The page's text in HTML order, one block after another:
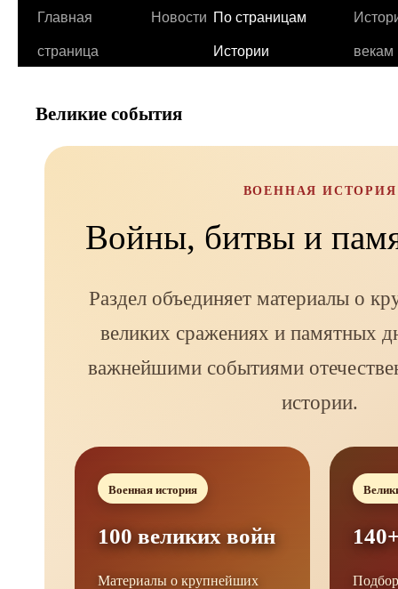
Главная
страница
Новости По страницам
Истории
векам
Великие события
ВОЕННАЯ ИСТОРИЯ
Войны, битвы и
Раздел объединяет материалы о
великих сражениях и памятных
важнейшими событиями
истории.
Военная история
100 великих войн
Материалы о крупнейших